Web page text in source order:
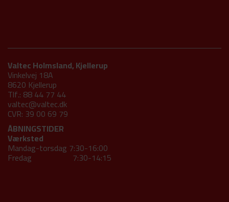
Valtec Holmsland, Kjellerup
Vinkelvej 18A
8620 Kjellerup
Tlf.: 88 44 77 44
valtec@valtec.dk
CVR: 39 00 69 79
ÅBNINGSTIDER
Værksted
Mandag-torsdag 7:30-16:00
Fredag 7:30-14:15